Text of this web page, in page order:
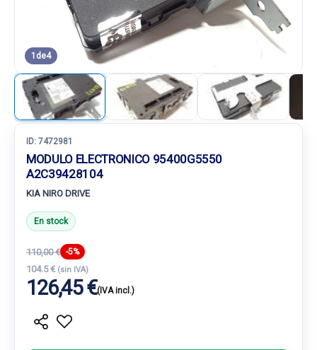
1 de4
ID: 7472981
MODULO ELECTRONICO 95400G5550
A2C39428104
KIA NIRO DRIVE
En stock
110,00 € -5%
104.5 € (sin IVA)
126,45 €(IVA incl.)